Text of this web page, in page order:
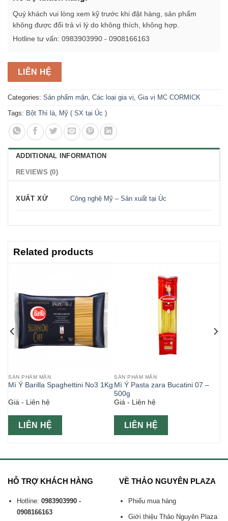
Quý khách vui lòng xem kỹ trước khi đặt hàng, sản phẩm
không được đổi trả vì lý do không thích, không hợp.
Hotline tư vấn: 0983903990 - 0908166163
LIÊN HỆ
Categories: Sản phẩm mặn, Các loại gia vị, Gia vị MC CORMICK
Tags: Bột Thì là, Mỹ ( SX tại Úc )
ADDITIONAL INFORMATION
REVIEWS (0)
XUẤT XỨ Công nghệ Mỹ – Sản xuất tại Úc
Related products
SẢN PHẨM MẶN
Mì Ý Barilla Spaghettini No3 1Kg
Giá - Liên hệ
LIÊN HỆ
SẢN PHẨM MẶN
Mì Ý Pasta zara Bucatini 07 –
500g
Giá - Liên hệ
LIÊN HỆ
HỖ TRỢ KHÁCH HÀNG
Hotline: 0983903990 -
0908166163
VỀ THẢO NGUYÊN PLAZA
Phiếu mua hàng
Giới thiệu Thảo Nguyên Plaza